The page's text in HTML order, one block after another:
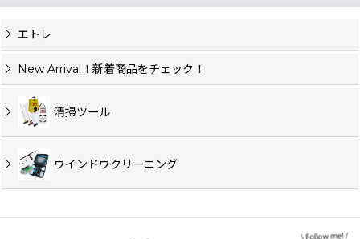
エトレ
New Arrival！新着商品をチェック！
清掃ツール
ウインドウクリーニング